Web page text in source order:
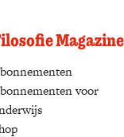
Magazine
(opens
voor